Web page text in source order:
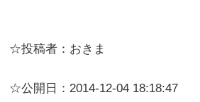
☆投稿者：おきま
☆公開日：2014-12-04 18:18:47